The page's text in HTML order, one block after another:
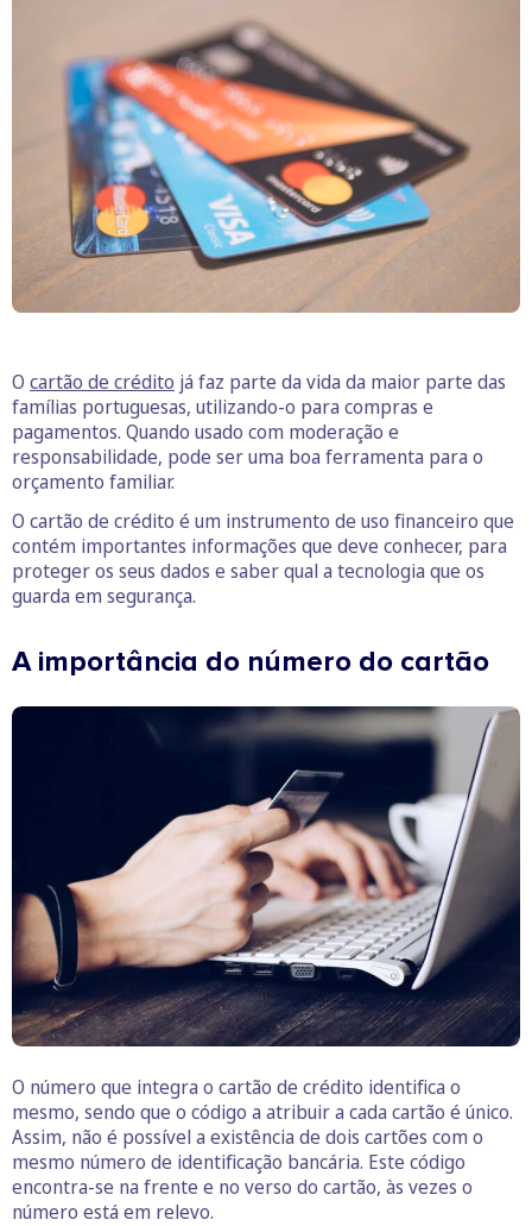
O cartão de crédito já faz parte da vida da maior parte das
famílias portuguesas, utilizando-o para compras e
pagamentos. Quando usado com moderação e
responsabilidade, pode ser uma boa ferramenta para o
orçamento familiar.
O cartão de crédito é um instrumento de uso financeiro que
contém importantes informações que deve conhecer, para
proteger os seus dados e saber qual a tecnologia que os
guarda em segurança.
A importância do número do cartão
O número que integra o cartão de crédito identifica o
mesmo, sendo que o código a atribuir a cada cartão é único.
Assim, não é possível a existência de dois cartões com o
mesmo número de identificação bancária. Este código
encontra-se na frente e no verso do cartão, às vezes o
número está em relevo.